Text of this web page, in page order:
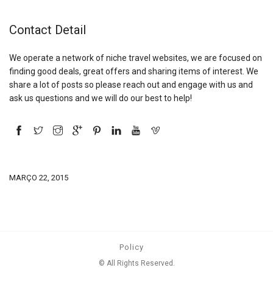
Contact Detail
We operate a network of niche travel websites, we are focused on
finding good deals, great offers and sharing items of interest. We
share a lot of posts so please reach out and engage with us and
ask us questions and we will do our best to help!
MARÇO 22, 2015
Policy
© All Rights Reserved.